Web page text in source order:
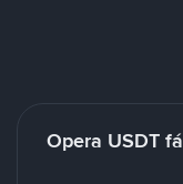
Opera USDT